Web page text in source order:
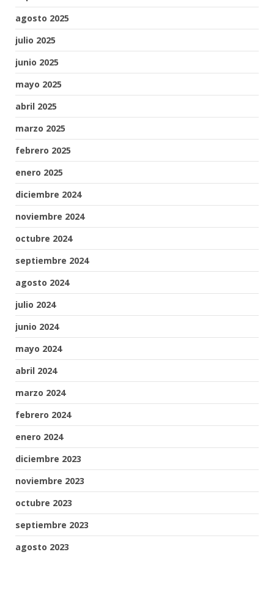
agosto 2025
julio 2025
junio 2025
mayo 2025
abril 2025
marzo 2025
febrero 2025
enero 2025
diciembre 2024
noviembre 2024
octubre 2024
septiembre 2024
agosto 2024
julio 2024
junio 2024
mayo 2024
abril 2024
marzo 2024
febrero 2024
enero 2024
diciembre 2023
noviembre 2023
octubre 2023
septiembre 2023
agosto 2023